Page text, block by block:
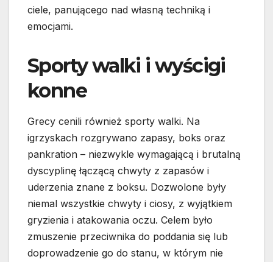
ciele, panującego nad własną techniką i
emocjami.
Sporty walki i wyścigi
konne
Grecy cenili również sporty walki. Na
igrzyskach rozgrywano zapasy, boks oraz
pankration – niezwykle wymagającą i brutalną
dyscyplinę łączącą chwyty z zapasów i
uderzenia znane z boksu. Dozwolone były
niemal wszystkie chwyty i ciosy, z wyjątkiem
gryzienia i atakowania oczu. Celem było
zmuszenie przeciwnika do poddania się lub
doprowadzenie go do stanu, w którym nie